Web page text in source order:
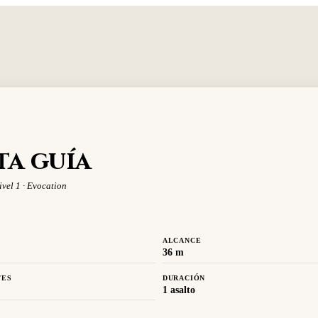
guía
1 · Evocation
ALCANCE
36 m
DURACIÓN
1 asalto